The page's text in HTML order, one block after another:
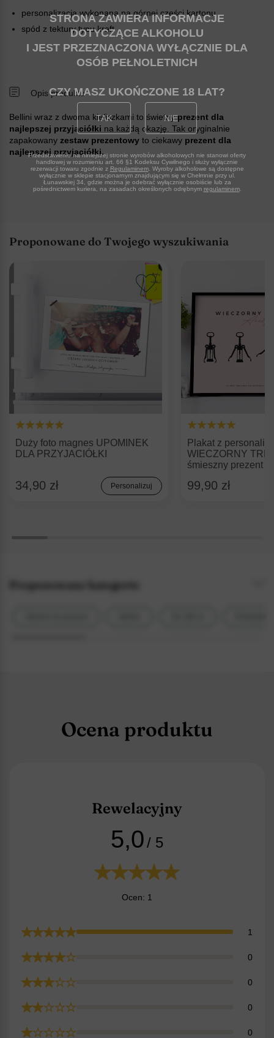
STRONA ZAWIERA INFORMACJE
DOTYCZĄCE ALKOHOLU
I JEST PRZEZNACZONA WYŁĄCZNIE DLA
OSÓB PEŁNOLETNICH
CZY MASZ UKOŃCZONE 18 LAT
TAK NIE
Przedstawienie na niniejszej stronie wyrobów alkoholowych nie stanowi oferty
handlowej w rozumieniu art. 66 §1 Kodeksu Cywilnego i służy wyłącznie
rezerwacji towaru zgodnie z Regulaminem. Wyroby alkoholowe są dostępne
wyłącznie w sklepie stacjonarnym znajdującym się w Chełmnie przy ul.
Łunawskiej 34, gdzie można je odebrać wyłącznie osobiście lub za
pośrednictwem kuriera, na zasadach określonych odrębnym regulaminem.
personalizacja wykonana na górnej części kartonu
spód z tektury typu kraft
Opis produktu
Bellini wraz z dwoma kieliszkami to świetnyprezent dla
najlepszej przyjaciółki na każdą okazję. Tak oryginalnie
zapakowany zestaw prezentowy to ciekawy prezent dla
najlepszej przyjaciółki.
Proponowane do Twojego wyszukiwania
Duży foto magnes UPOMINEK
DLA PRZYJACIÓŁKI
34,90 zł Personalizuj
Plakat z
WIECZORNY
śmieszny prezent
99,90 zł
Proponowane kategorie
Ocena produktu
Rewelacyjny
5,0/ 5
Ocen: 1
1
0
0
0
0